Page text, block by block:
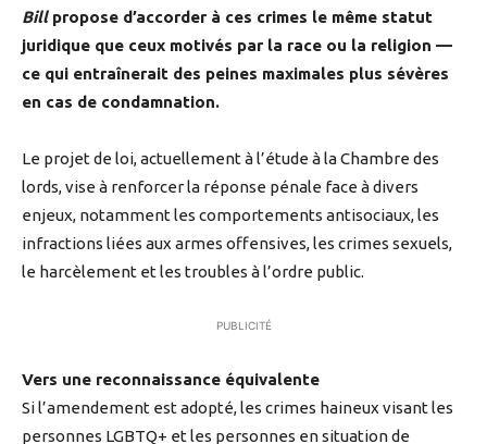
Billpropose d’accorder à ces crimes le même statut
juridique que ceux motivés par la race ou la religion —
ce qui entraînerait des peines maximales plus sévères
en cas de condamnation.
Le projet de loi, actuellement à l’étude à la Chambre des
lords, vise à renforcer la réponse pénale face à divers
enjeux, notamment les comportements antisociaux, les
infractions liées aux armes offensives, les crimes sexuels,
le harcèlement et les troubles à l’ordre public.
PUBLICITÉ
Vers une reconnaissance équivalente
Si l’amendement est adopté, les crimes haineux visant les
personnes LGBTQ+ et les personnes en situation de